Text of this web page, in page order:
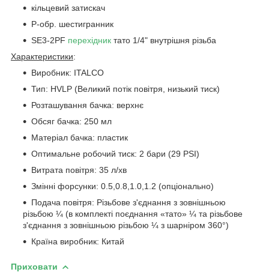
кільцевий затискач
Р-обр. шестигранник
SE3-2PF перехідник тато 1/4" внутрішня різьба
Характеристики:
Виробник: ITALCO
Тип: HVLP (Великий потік повітря, низький тиск)
Розташування бачка: верхнє
Обсяг бачка: 250 мл
Матеріал бачка: пластик
Оптимальне робочий тиск: 2 бари (29 PSI)
Витрата повітря: 35 л/хв
Змінні форсунки: 0.5,0.8,1.0,1.2 (опціонально)
Подача повітря: Різьбове з'єднання з зовнішньою
різьбою ¼ (в комплекті поєднання «тато» ¼ та різьбове
з'єднання з зовнішньою різьбою ¼ з шарніром 360°)
Країна виробник: Китай
Приховати